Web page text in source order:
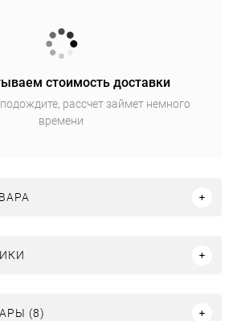
стоимость доставки
рассчет займет немного
времени
(8)